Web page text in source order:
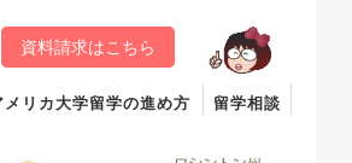
資料請求はこちら
メリカ大学留学の進め方 留学相談